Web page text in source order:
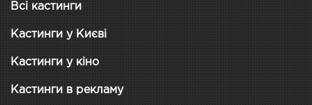
Всі кастинги
Кастинги у Києві
Кастинги у кіно
Кастинги в рекламу